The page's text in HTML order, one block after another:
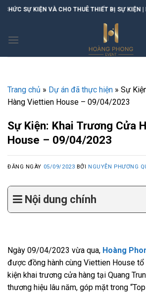
Skip THIẾT BỊ SỰ KIỆN | HOÀNG PHONG EVENT
Trang chủ » Dự án đã thực hiện » Sự
Hàng Viettien House – 09/04/2023
Sự Kiện: Khai Trương Cửa
House – 09/04/2023
ĐĂNG NGÀY 05/09/2023 BỞI NGUYỄN PHƯƠNG
Nội dung chính
Ngày 09/04/2023 vừa qua, Hoàng
được đồng hành cùng Viettien House
kiện khai trương cửa hàng tại Quang
thương hiệu lâu năm, góp mặt trong